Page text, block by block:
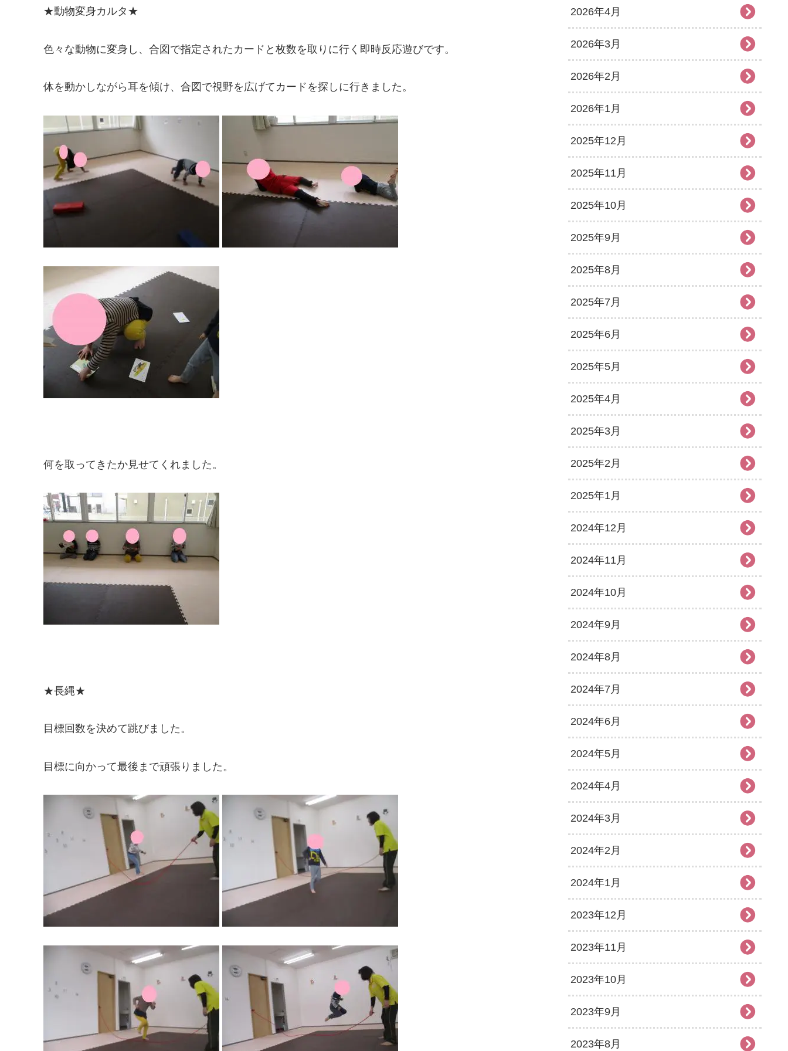
★動物変身カルタ★
色々な動物に変身し、合図で指定されたカードと枚数を取りに行く即時反応遊びです。
体を動かしながら耳を傾け、合図で視野を広げてカードを探しに行きました。
何を取ってきたか見せてくれました。
★長縄★
目標回数を決めて跳びました。
目標に向かって最後まで頑張りました。
2026年4月
2026年3月
2026年2月
2026年1月
2025年12月
2025年11月
2025年10月
2025年9月
2025年8月
2025年7月
2025年6月
2025年5月
2025年4月
2025年3月
2025年2月
2025年1月
2024年12月
2024年11月
2024年10月
2024年9月
2024年8月
2024年7月
2024年6月
2024年5月
2024年4月
2024年3月
2024年2月
2024年1月
2023年12月
2023年11月
2023年10月
2023年9月
2023年8月